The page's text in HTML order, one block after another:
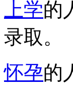
上学的
录取。
怀孕的